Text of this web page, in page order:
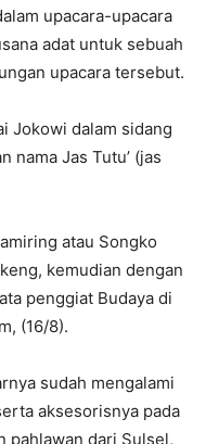
upacara-upacara
adat untuk sebuah
upacara tersebut.
Jokowi dalam sidang
nama Jas Tutu’ (jas
atau Songko
kemudian dengan
penggiat Budaya di
(16/8).
sudah mengalami
aksesorisnya pada
pahlawan dari Sulsel,